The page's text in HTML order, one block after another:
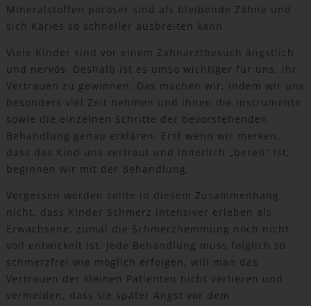
Mineralstoffen poröser sind als bleibende Zähne und
sich Karies so schneller ausbreiten kann.
Viele Kinder sind vor einem Zahnarztbesuch ängstlich
und nervös. Deshalb ist es umso wichtiger für uns, ihr
Vertrauen zu gewinnen. Das machen wir, indem wir uns
besonders viel Zeit nehmen und ihnen die Instrumente
sowie die einzelnen Schritte der bevorstehenden
Behandlung genau erklären. Erst wenn wir merken,
dass das Kind uns vertraut und innerlich „bereit“ ist,
beginnen wir mit der Behandlung.
Vergessen werden sollte in diesem Zusammenhang
nicht, dass Kinder Schmerz intensiver erleben als
Erwachsene, zumal die Schmerzhemmung noch nicht
voll entwickelt ist. Jede Behandlung muss folglich so
schmerzfrei wie möglich erfolgen, will man das
Vertrauen der kleinen Patienten nicht verlieren und
vermeiden, dass sie später Angst vor dem